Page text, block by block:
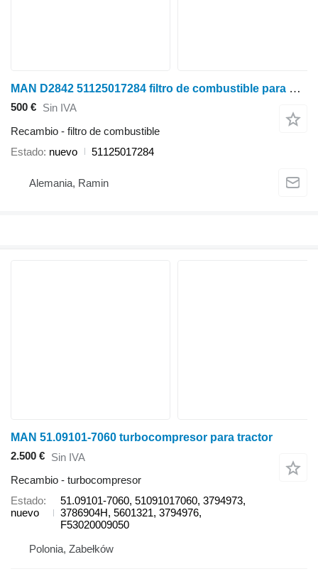
MAN D2842 51125017284 filtro de combustible para D2842 cosechadora de cereales
500 € Sin IVA
Recambio - filtro de combustible
Estado nuevo 51125017284
Alemania, Ramin
MAN 51.09101-7060 turbocompresor para tractor
2.500 € Sin IVA
Recambio - turbocompresor
Estado
nuevo
51.09101-7060, 51091017060, 3794973,
3786904H, 5601321, 3794976,
F53020009050
Polonia, Zabełków